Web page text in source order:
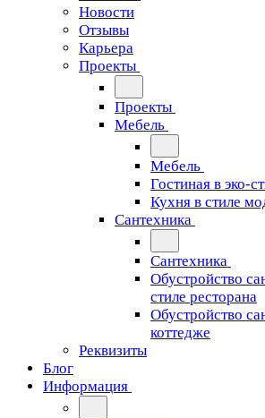
Новости
Отзывы
Карьера
Проекты
Проекты
Мебель
Мебель
Гостиная в эко-
Кухня в стиле
Сантехника
Сантехника
Обустройство
стиле ресторана
Обустройство
коттедже
Реквизиты
Блог
Информация